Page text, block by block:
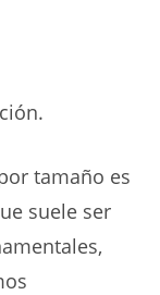
tamaño es
suele ser